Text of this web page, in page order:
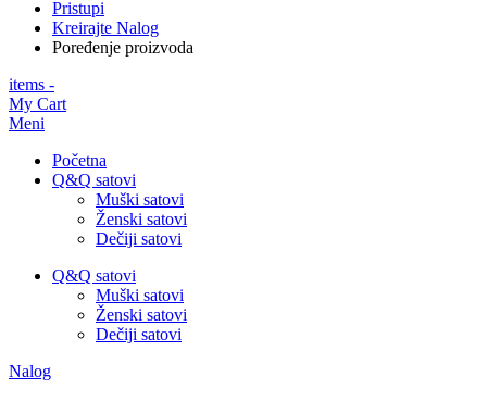
Pristupi
Kreirajte Nalog
Poređenje proizvoda
items -
My Cart
Meni
Početna
Q&Q satovi
Muški satovi
Ženski satovi
Dečiji satovi
Q&Q satovi
Muški satovi
Ženski satovi
Dečiji satovi
Nalog